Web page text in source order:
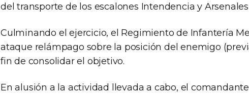
del transporte de los escalones Intendencia y
Culminando el ejercicio, el Regimiento de Infantería
ataque relámpago sobre la posición del enemigo
fin de consolidar el objetivo.
En alusión a la actividad llevada a cabo, el